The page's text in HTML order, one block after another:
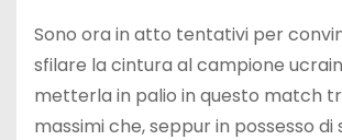
Sono ora in atto tentativi per
sfilare la cintura al campione
metterla in palio in questo match
massimi che, seppur in possesso di